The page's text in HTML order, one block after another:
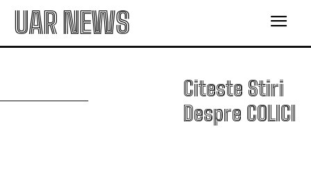
UAR NEWS
Citeste Stiri
Despre COLICI
C